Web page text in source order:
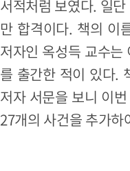
서적처럼 보였다. 일
만 합격이다. 책의 이
저자인 옥성득 교수는
를 출간한 적이 있다.
저자 서문을 보니 이
27개의 사건을 추가